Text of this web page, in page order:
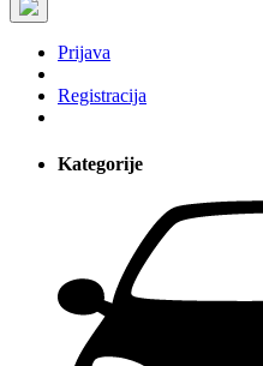
Prijava
Registracija
Kategorije